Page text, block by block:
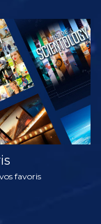
DÉCOUVRIR
LES SÉRIES
favoris